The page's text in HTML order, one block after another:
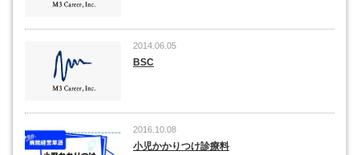
2014.06.05
BSC
2016.10.08
小児かかりつけ診療料